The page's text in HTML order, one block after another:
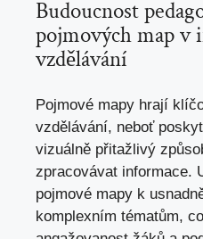
Budoucnost
pojmových map v
vzdělávání
Pojmové mapy hrají
vzdělávání, neboť
vizuálně přitažlivý
zpracovávat informace.
pojmové mapy k
komplexním tématům,